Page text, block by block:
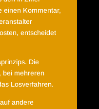
einen Kommentar,
entscheidet
Die
bei mehreren
Losverfahren.
andere